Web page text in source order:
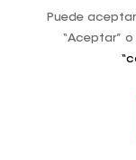
del dinero en
pagos equilibrado,
se posiciona en
derecho de los
La situación del
Puede
“Aceptar”